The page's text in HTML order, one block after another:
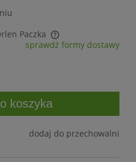
Paczka
kosztów płatności
sprawdź formy dostawy
koszyka
dodaj do przechowalni